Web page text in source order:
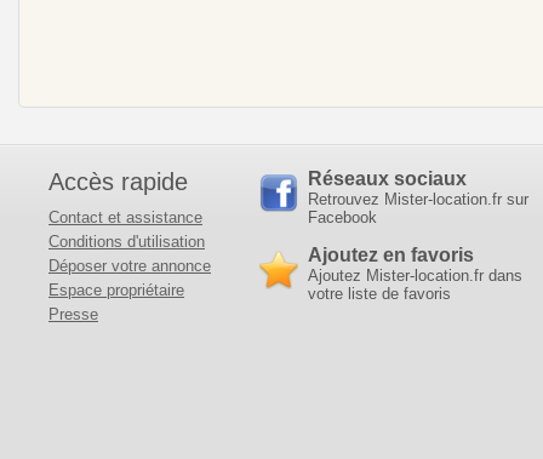
Accès rapide
Contact et assistance
Conditions d'utilisation
Déposer votre annonce
Espace propriétaire
Presse
Réseaux sociaux
Retrouvez Mister-location.fr sur
Facebook
Ajoutez en favoris
Ajoutez Mister-location.fr dans
votre liste de favoris